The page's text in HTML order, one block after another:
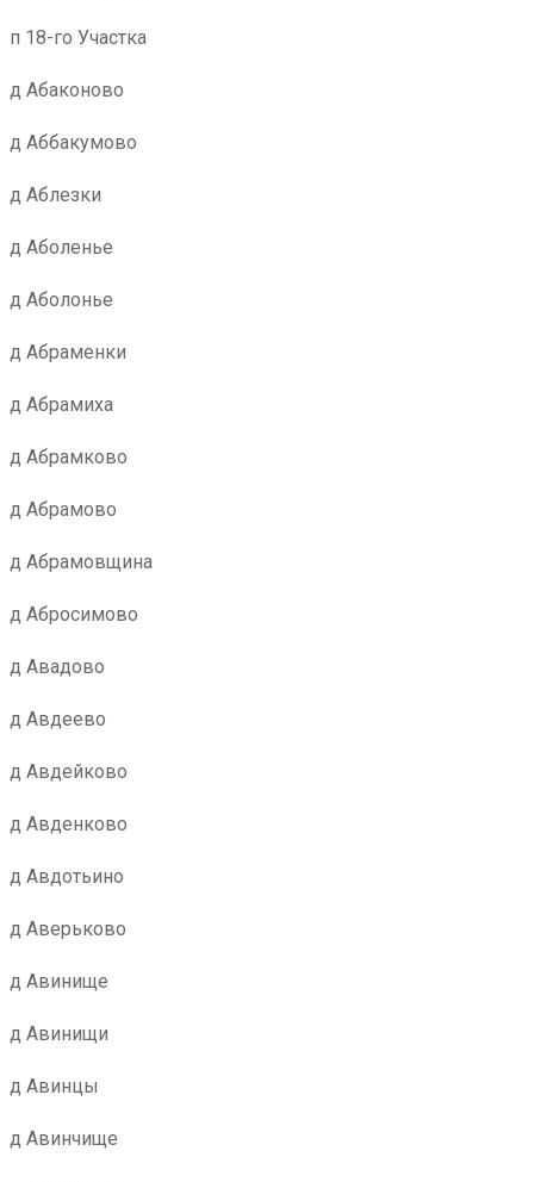
п 18-го Участка
д Абаконово
д Аббакумово
д Аблезки
д Аболенье
д Аболонье
д Абраменки
д Абрамиха
д Абрамково
д Абрамово
д Абрамовщина
д Абросимово
д Авадово
д Авдеево
д Авдейково
д Авденково
д Авдотьино
д Аверьково
д Авинище
д Авинищи
д Авинцы
д Авинчище